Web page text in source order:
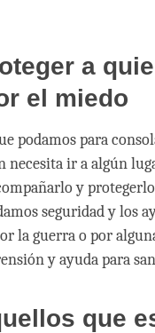
a
el miedo
podamos para
necesita ir a algún
y
seguridad y los
la guerra o por
y ayuda para
que